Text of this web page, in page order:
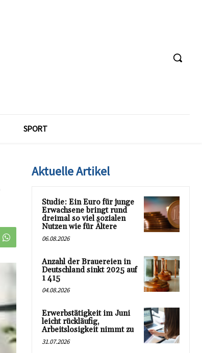
SPORT
Aktuelle Artikel
Studie: Ein Euro für junge
Erwachsene bringt rund
dreimal so viel sozialen
Nutzen wie für Ältere
06.08.2026
Anzahl der Brauereien in
Deutschland sinkt 2025 auf
1 415
04.08.2026
Erwerbstätigkeit im Juni
leicht rückläufig,
Arbeitslosigkeit nimmt zu
31.07.2026